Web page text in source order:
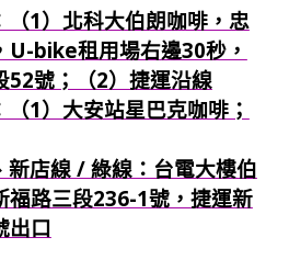
1）北科大伯朗咖啡，忠
U-bike租用場右邊30秒，
52號；（2）捷運沿線
1）大安站星巴克咖啡；
店線 / 綠線：台電大樓伯
福路三段236-1號，捷運新
出口